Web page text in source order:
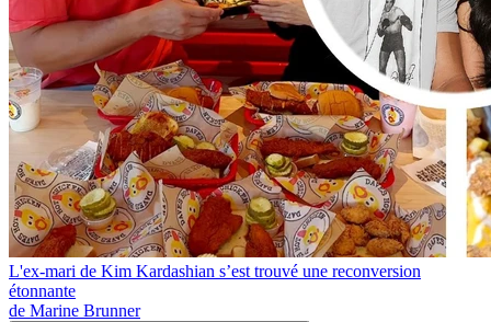
L'ex-mari de Kim Kardashian s’est trouvé une reconversion
étonnante
de Marine Brunner